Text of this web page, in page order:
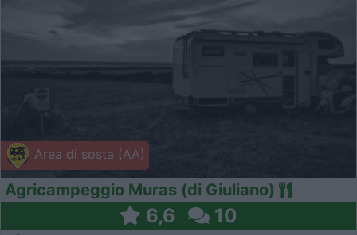
Area di sosta (AA)
Agricampeggio Muras (di Giuliano)
6,6 10